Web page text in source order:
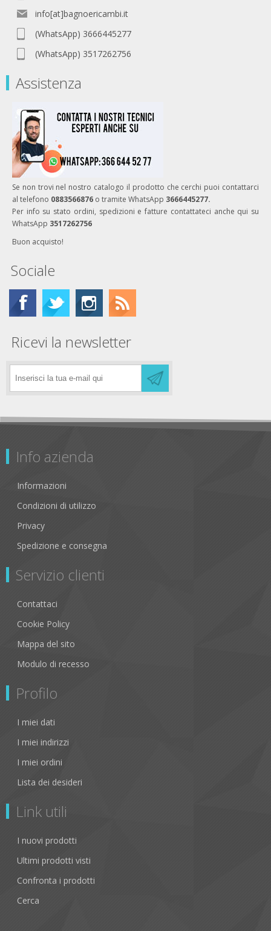
info[at]bagnoericambi.it
(WhatsApp) 3666445277
(WhatsApp) 3517262756
Assistenza
Se non trovi nel nostro catalogo il prodotto che cerchi puoi contattarci
al telefono 0883566876 o tramite WhatsApp 3666445277.
Per info su stato ordini, spedizioni e fatture contattateci anche qui su
WhatsApp 3517262756
Buon acquisto!
Sociale
Ricevi la newsletter
Info azienda
Informazioni
Condizioni di utilizzo
Privacy
Spedizione e consegna
Servizio clienti
Contattaci
Cookie Policy
Mappa del sito
Modulo di recesso
Profilo
I miei dati
I miei indirizzi
I miei ordini
Lista dei desideri
Link utili
I nuovi prodotti
Ultimi prodotti visti
Confronta i prodotti
Cerca